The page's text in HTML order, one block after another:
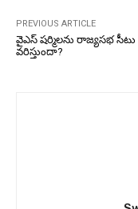
PREVIOUS ARTICLE
వైఎస్ షర్మిలను రాజ్యసభ సీటు
వరిస్తుందా?